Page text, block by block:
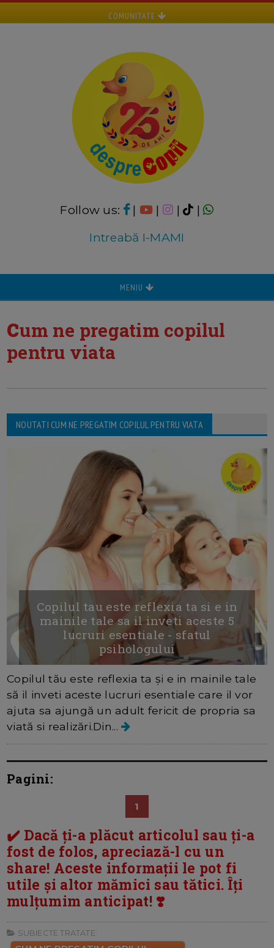
COMUNITATE
Follow us: | | |
|
Intreabă I-MAMI
MENIU
cum ne pregatim copilul
pentru viata
NOUTATI CUM NE PREGATIM COPILUL PENTRU VIATA
Copilul tau este reflexia ta si e in
mainile tale sa il inveti aceste 5
lucruri esentiale - sfatul
psihologului
Copilul tău este reflexia ta și e in mainile tale
să il inveti aceste lucruri esentiale care il vor
ajuta sa ajungă un adult fericit de propria sa
viată si realizări.Din...
Pagini:
1
✔️ Dacă ți-a plăcut articolul sau ți-a
fost de folos, apreciază-l cu un
share! Aceste informații le pot fi
utile și altor mămici sau tătici. Îți
mulțumim anticipat! ❣️
SUBIECTE TRATATE: